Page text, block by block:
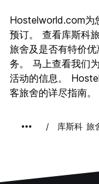
文化
夜生活
物有所值
Hostelworld.com为
预订。 查看库斯科
旅舍及是否有特价
务。 马上查看我们
活动的信息。
客旅舍的详尽指南。
库斯科 旅